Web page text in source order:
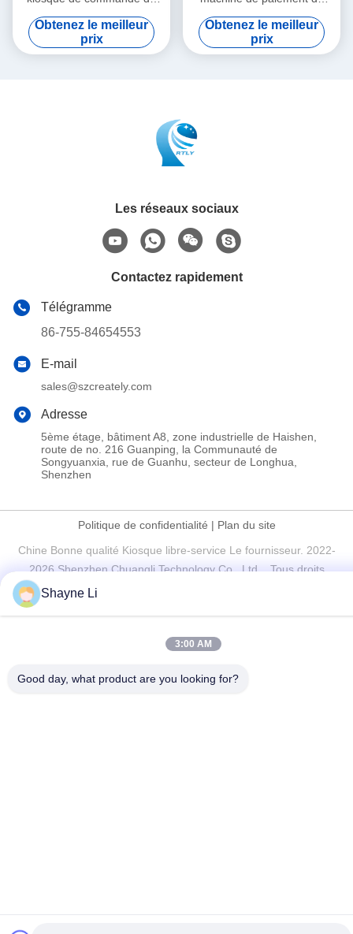
restaurant haute définition
avec résolution 1920*1080P
Obtenez le meilleur
prix
kiosque de commande de
restaurant de libre service
Obtenez le meilleur
prix
Les réseaux sociaux
Contactez rapidement
Télégramme
86-755-84654553
E-mail
sales@szcreately.com
Adresse
5ème étage, bâtiment A8, zone industrielle de Haishen,
route de no. 216 Guanping, la Communauté de
Songyuanxia, rue de Guanhu, secteur de Longhua,
Shenzhen
Politique de confidentialité | Plan du site
Chine Bonne qualité Kiosque libre-service Le fournisseur. 2022-
2026 Shenzhen Chuangli Technology Co., Ltd. . Tous droits
Shayne Li
3:00 AM
Good day, what product are you looking for?